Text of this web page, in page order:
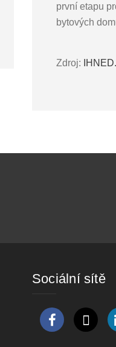
první etapu
bytových
Zdroj:
Sociální sítě